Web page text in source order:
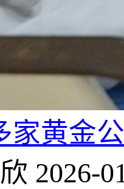
家黄金
2026-